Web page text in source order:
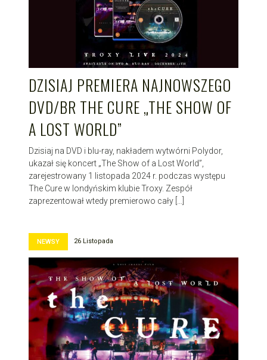
DZISIAJ PREMIERA NAJNOWSZEGO
DVD/BR THE CURE „THE SHOW OF
A LOST WORLD”
Dzisiaj na DVD i blu-ray, nakładem wytwórni Polydor,
ukazał się koncert „The Show of a Lost World”,
zarejestrowany 1 listopada 2024 r. podczas występu
The Cure w londyńskim klubie Troxy. Zespół
zaprezentował wtedy premierowo cały […]
NEWSY 26 Listopada